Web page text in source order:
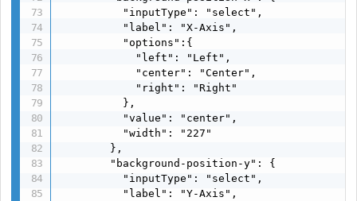
          "inputType": "select",
          "label": "X-Axis",
          "options":{
            "left": "Left",
            "center": "Center",
            "right": "Right"
          },
          "value": "center",
          "width": "227"
        },
        "background-position-y": {
          "inputType": "select",
          "label": "Y-Axis",